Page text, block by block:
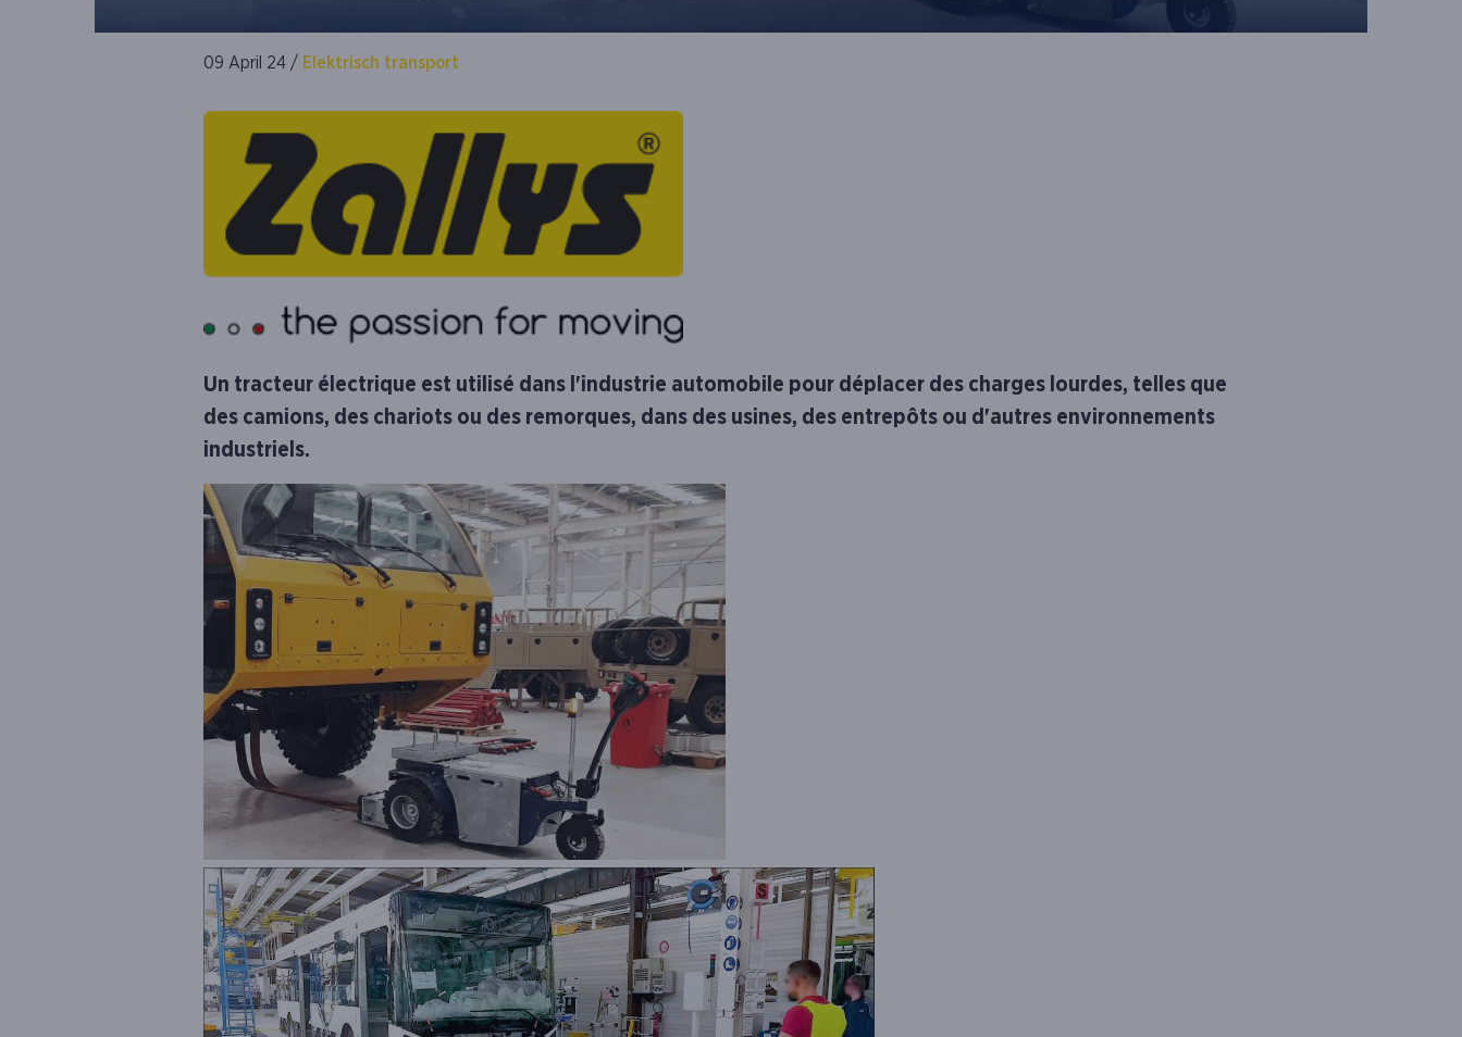
09 April 24 / Elektrisch transport
Un tracteur électrique est utilisé dans l'industrie automobile pour déplacer des charges lourdes, telles que
des camions, des chariots ou des remorques, dans des usines, des entrepôts ou d'autres environnements
industriels.